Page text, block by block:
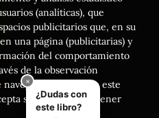
(analíticas), que
publicitarios que, en su
una página (publicitarias) y
del comportamiento
de la observación
Si acepta este
su uso. Puede obtener